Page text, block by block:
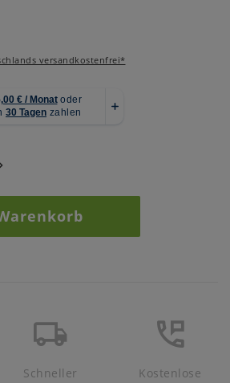
versandkostenfrei*
Schneller
Kostenlose